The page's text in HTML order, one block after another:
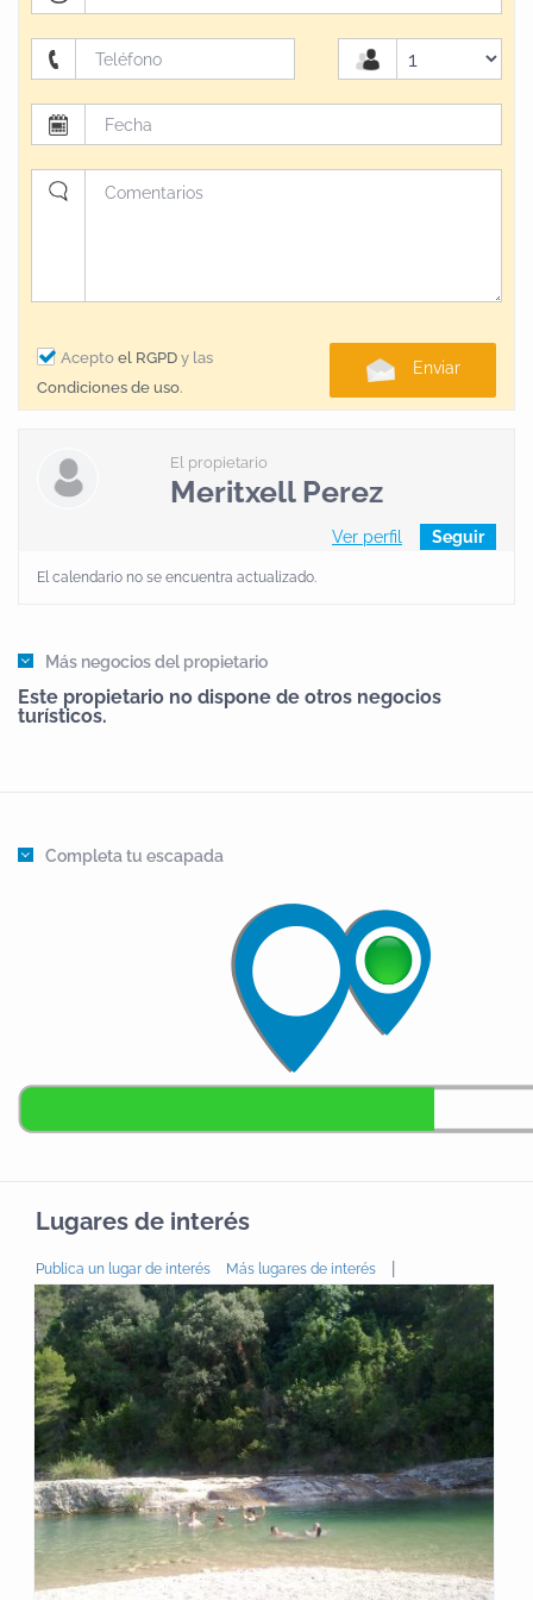
actividades como: descensos en kayak por el río Ebro
excursiones en bicicleta (La Via Verda), quads…Os
interesantes en la comarca de la Ribera d’Ebre y
Acepto el RGPD y las
Condiciones de uso.
Enviar
El propietario
Meritxell Perez
Ver perfil Seguir
El calendario no se encuentra actualizado.
Más negocios del propietario
Este propietario no dispone de otros negocios
turísticos.
Completa tu escapada
Lugares de interés
Publica un lugar de interés Más lugares de interés